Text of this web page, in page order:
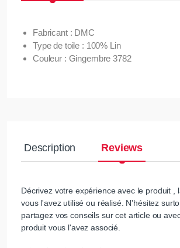
Fabricant : DMC
Type de toile : 100% Lin
Couleur : Gingembre 3782
Description Reviews
Décrivez votre expérience avec le produit ,
vous l'avez utilisé ou réalisé. N'hésitez
partagez vos conseils sur cet article ou
produit vous l'avez associé.